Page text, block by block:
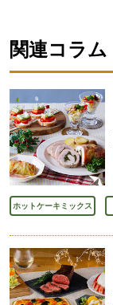
関連コラム
ホットケーキミックス